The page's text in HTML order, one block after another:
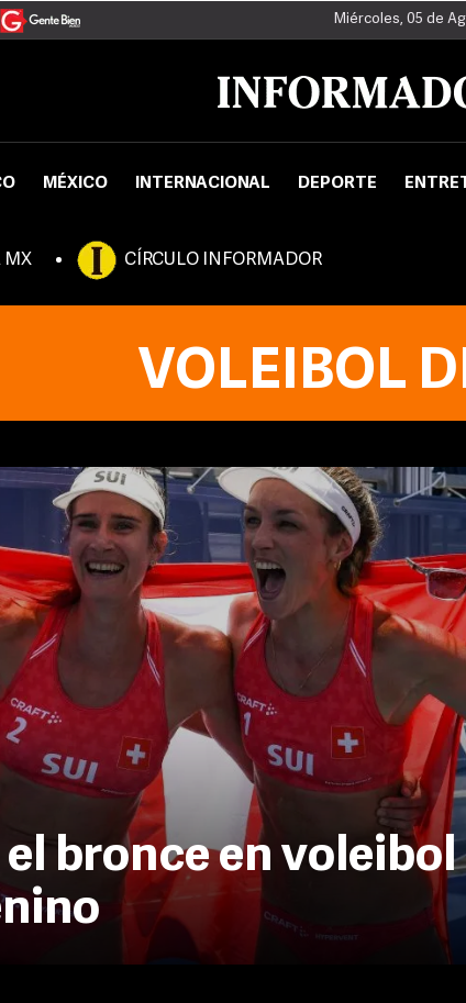
Miércoles, 05 de
MÉXICO INTERNACIONAL DEPORTE
MX CÍRCULO INFORMADOR
VOLEIBOL
el bronce en voleibol